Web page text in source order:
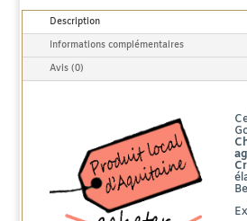
80g
Description
Informations complémentaires
Avis (0)